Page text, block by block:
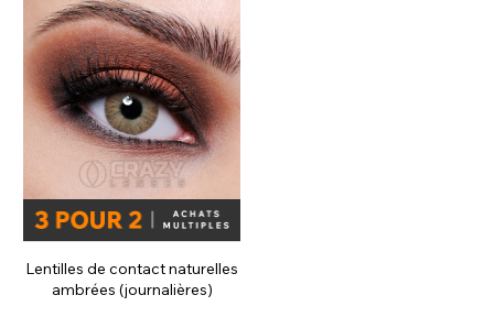
Lentilles de contact naturelles
ambrées (journalières)